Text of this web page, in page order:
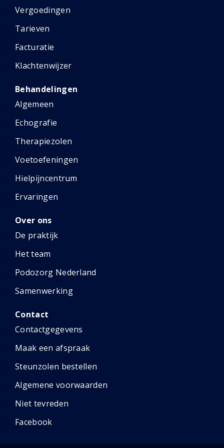
Vergoedingen
Tarieven
Facturatie
Klachtenwijzer
Behandelingen
Algemeen
Echografie
Therapiezolen
Voetoefeningen
Hielpijncentrum
Ervaringen
Over ons
De praktijk
Het team
Podozorg Nederland
Samenwerking
Contact
Contactgegevens
Maak een afspraak
Steunzolen bestellen
Algemene voorwaarden
Niet tevreden
Facebook